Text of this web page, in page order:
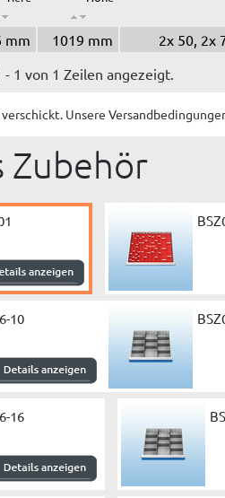
mm 1019 mm
2x 50, 2x
1 von 1 Zeilen angezeigt.
verschickt. Unsere
Zubehör
10
16